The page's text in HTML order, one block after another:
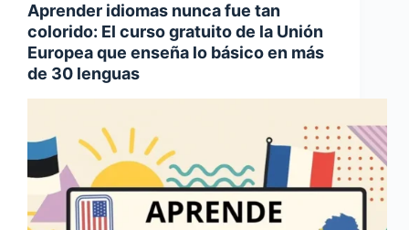
Aprender idiomas nunca fue tan
colorido: El curso gratuito de la Unión
Europea que enseña lo básico en más
de 30 lenguas